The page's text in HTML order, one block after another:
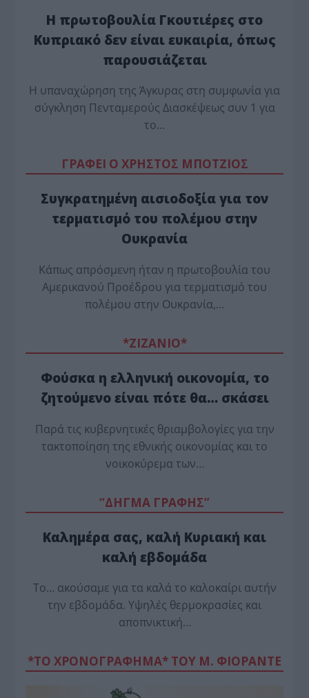
Η πρωτοβουλία Γκουτιέρες στο
Κυπριακό δεν είναι ευκαιρία, όπως
παρουσιάζεται
Η υπαναχώρηση της Άγκυρας στη συμφωνία για
σύγκληση Πενταμερούς Διασκέψεως συν 1 για
το…
ΓΡΑΦΕΙ Ο ΧΡΗΣΤΟΣ ΜΠΟΤΖΙΟΣ
Συγκρατημένη αισιοδοξία για τον
τερματισμό του πολέμου στην
Ουκρανία
Κάπως απρόσμενη ήταν η πρωτοβουλία του
Αμερικανού Προέδρου για τερματισμό του
πολέμου στην Ουκρανία,…
*ZΙΖΑΝΙΟ*
Φούσκα η ελληνική οικονομία, το
ζητούμενο είναι πότε θα… σκάσει
Παρά τις κυβερνητικές θριαμβολογίες για την
τακτοποίηση της εθνικής οικονομίας και το
νοικοκύρεμα των…
“ΔΗΓΜΑ ΓΡΑΦΗΣ”
Καλημέρα σας, καλή Κυριακή και
καλή εβδομάδα
Το… ακούσαμε για τα καλά το καλοκαίρι αυτήν
την εβδομάδα. Υψηλές θερμοκρασίες και
αποπνικτική…
*ΤΟ ΧΡΟΝΟΓΡΑΦΗΜΑ* ΤΟΥ Μ. ΦΙΟΡΆΝΤΕ